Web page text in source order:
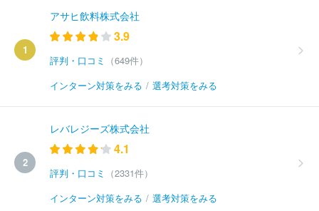
1
アサヒ飲料株式会社
3.9
評判・口コミ
（649件）
インターン対策をみる / 選考対策をみる
2
レバレジーズ株式会社
4.1
評判・口コミ
（2331件）
インターン対策をみる / 選考対策をみる